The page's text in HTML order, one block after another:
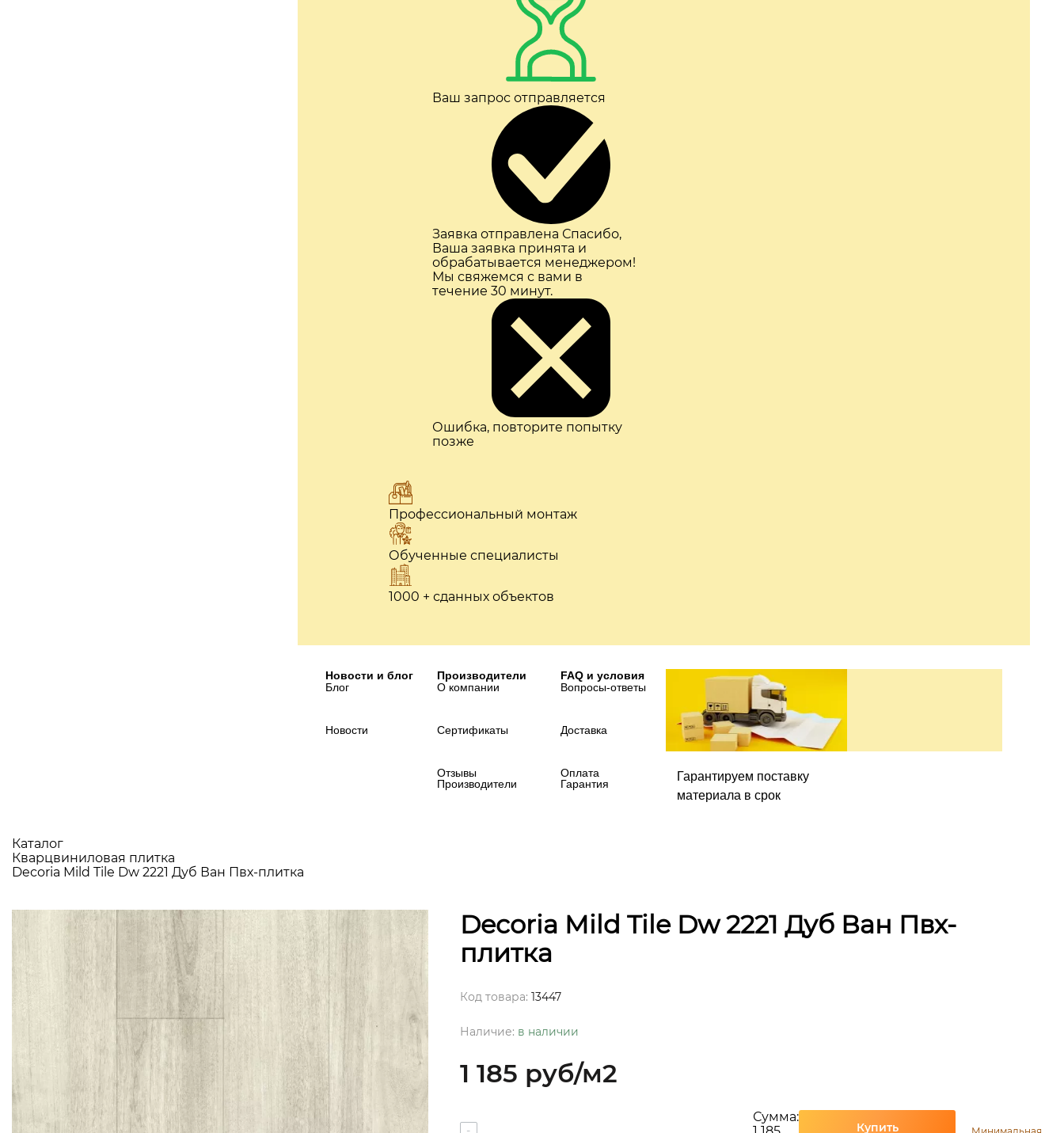
Ваш запрос отправляется
Заявка отправлена Спасибо,
Ваша заявка принята и
обрабатывается менеджером!
Мы свяжемся с вами в
течение 30 минут.
Ошибка, повторите попытку
позже
Профессиональный монтаж
Обученные специалисты
1000 + сданных объектов
Новости и блог
Блог
Новости
Производители
О компании
Сертификаты
Отзывы
Производители
FAQ и условия
Вопросы-ответы
Доставка
Оплата
Гарантия
Гарантируем поставку
материала в срок
Каталог
Кварцвиниловая плитка
Decoria Mild Tile Dw 2221 Дуб Ван Пвх-плитка
Decoria Mild Tile Dw 2221 Дуб Ван Пвх-
плитка
Код товара: 13447
Наличие: в наличии
1 185 руб/м2
Сумма:
Купить